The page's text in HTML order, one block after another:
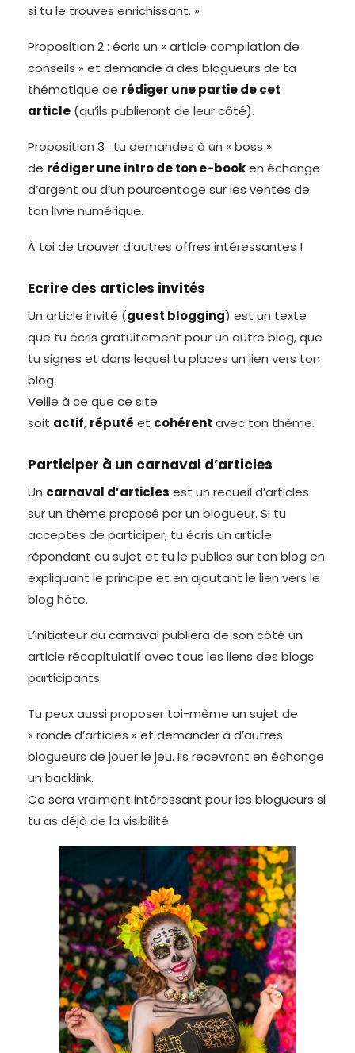
si tu le trouves enrichissant. »
Proposition 2 : écris un « article compilation de
conseils » et demande à des blogueurs de ta
thématique de rédiger une partie de cet
article (qu’ils publieront de leur côté).
Proposition 3 : tu demandes à un « boss »
de rédiger une intro de ton e-booken échange
d’argent ou d’un pourcentage sur les ventes de
ton livre numérique.
À toi de trouver d’autres offres intéressantes !
Ecrire des articles invités
Un article invité (guest blogging) est un texte
que tu écris gratuitement pour un autre blog, que
tu signes et dans lequel tu places un lien vers ton
blog.
Veille à ce que ce site
soit actif, réputé et cohérent avec ton thème.
Participer à un carnaval d’articles
Un carnaval d’articles est un recueil d’articles
sur un thème proposé par un blogueur. Si tu
acceptes de participer, tu écris un article
répondant au sujet et tu le publies sur ton blog en
expliquant le principe et en ajoutant le lien vers le
blog hôte.
L’initiateur du carnaval publiera de son côté un
article récapitulatif avec tous les liens des blogs
participants.
Tu peux aussi proposer toi-même un sujet de
« ronde d’articles » et demander à d’autres
blogueurs de jouer le jeu. Ils recevront en échange
un backlink.
Ce sera vraiment intéressant pour les blogueurs si
tu as déjà de la visibilité.